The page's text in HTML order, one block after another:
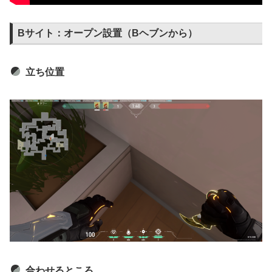
Bサイト：オープン設置（Bヘブンから）
立ち位置